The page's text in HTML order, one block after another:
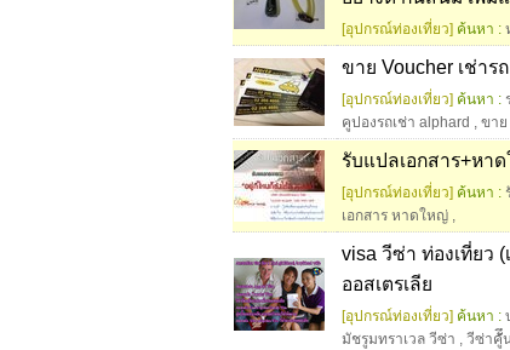
[อุปกรณ์ท่องเที่ยว] ค้นหา :
ขาย Voucher เช่าร
[อุปกรณ์ท่องเที่ยว] ค้นหา :
คูปองรถเช่า alphard , ขาย
รับแปลเอกสาร+หา
[อุปกรณ์ท่องเที่ยว] ค้นหา :
เอกสาร หาดใหญ่ ,
visa วีซ่า ท่องเที่ยว
ออสเตรเลีย
[อุปกรณ์ท่องเที่ยว] ค้นหา :
มัชรูมทราเวล วีซ่า , วีซ่าคัึู่ั่